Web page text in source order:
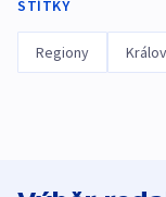
ŠTÍTKY
Regiony